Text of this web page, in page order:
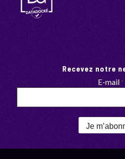
Recevez notre
E-mail *